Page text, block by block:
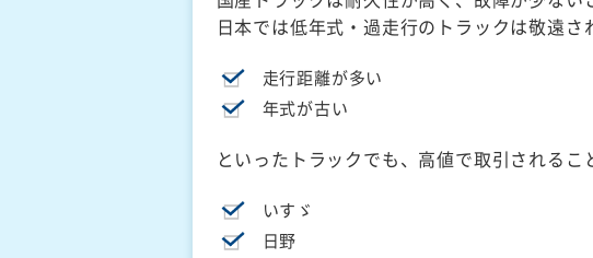
日本では低年式・過走行のトラックは敬遠
走行距離が多い
年式が古い
といったトラックでも、高値で取引されるこ
いすゞ
日野